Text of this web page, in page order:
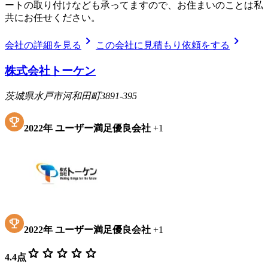
ートの取り付けなども承ってますので、お住まいのことは私
共にお任せください。
会社の詳細を見る chevron_right この会社に見積もり依頼をする chevron_right
株式会社トーケン
茨城県水戸市河和田町3891-395
2022年 ユーザー満足優良会社 +1
2022年 ユーザー満足優良会社 +1
4.4点 star star star star star